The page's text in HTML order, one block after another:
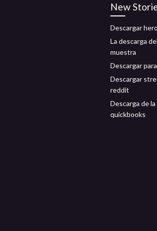
New
Descargar
La descarga
muestra
Descargar
Descargar
reddit
Descarga de
quickbooks